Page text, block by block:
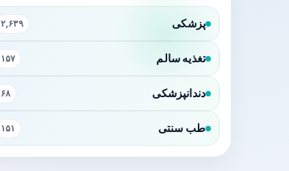
پزشکی ۲,۶۳۹
تغذیه سالم ۱۵۷
دندانپزشکی ۶۸
طب سنتی ۱۵۱